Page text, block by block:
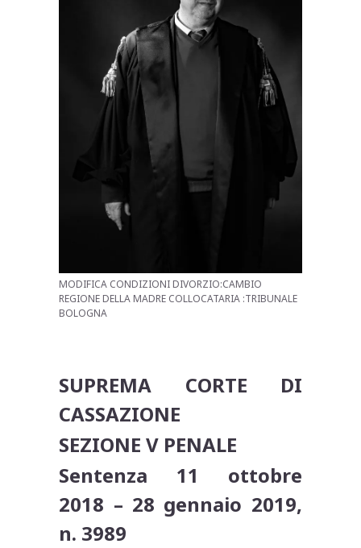
MODIFICA CONDIZIONI DIVORZIO:CAMBIO
REGIONE DELLA MADRE COLLOCATARIA :TRIBUNALE
BOLOGNA
SUPREMA CORTE DI
CASSAZIONE
SEZIONE V PENALE
Sentenza 11 ottobre
2018 – 28 gennaio 2019,
n. 3989